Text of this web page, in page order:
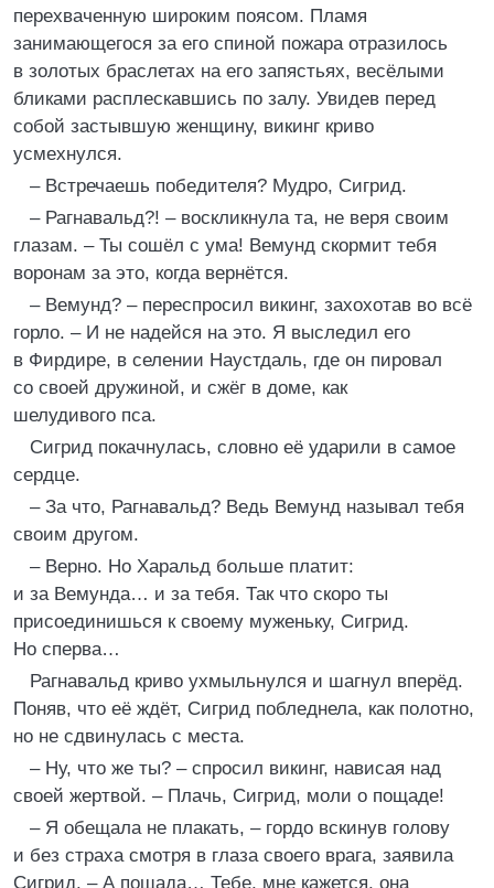
перехваченную широким поясом. Пламя
занимающегося за его спиной пожара отразилось
в золотых браслетах на его запястьях, весёлыми
бликами расплескавшись по залу. Увидев перед
собой застывшую женщину, викинг криво
усмехнулся.
– Встречаешь победителя? Мудро, Сигрид.
– Рагнавальд?! – воскликнула та, не веря своим
глазам. – Ты сошёл с ума! Вемунд скормит тебя
воронам за это, когда вернётся.
– Вемунд? – переспросил викинг, захохотав во всё
горло. – И не надейся на это. Я выследил его
в Фирдире, в селении Наустдаль, где он пировал
со своей дружиной, и сжёг в доме, как
шелудивого пса.
Сигрид покачнулась, словно её ударили в самое
сердце.
– За что, Рагнавальд? Ведь Вемунд называл тебя
своим другом.
– Верно. Но Харальд больше платит:
и за Вемунда… и за тебя. Так что скоро ты
присоединишься к своему муженьку, Сигрид.
Но сперва…
Рагнавальд криво ухмыльнулся и шагнул вперёд.
Поняв, что её ждёт, Сигрид побледнела, как полотно,
но не сдвинулась с места.
– Ну, что же ты? – спросил викинг, нависая над
своей жертвой. – Плачь, Сигрид, моли о пощаде!
– Я обещала не плакать, – гордо вскинув голову
и без страха смотря в глаза своего врага, заявила
Сигрид. – А пощада… Тебе, мне кажется, она